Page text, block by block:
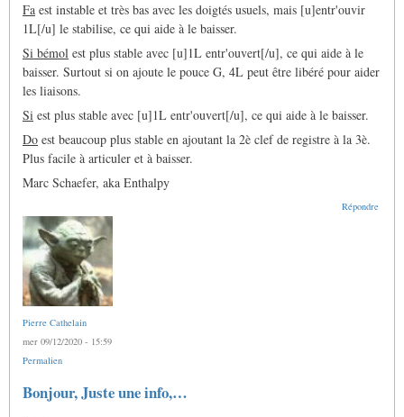
Fa est instable et très bas avec les doigtés usuels, mais [u]entr'ouvir
1L[/u] le stabilise, ce qui aide à le baisser.
Si bémol est plus stable avec [u]1L entr'ouvert[/u], ce qui aide à le
baisser. Surtout si on ajoute le pouce G, 4L peut être libéré pour aider
les liaisons.
Si est plus stable avec [u]1L entr'ouvert[/u], ce qui aide à le baisser.
Do est beaucoup plus stable en ajoutant la 2è clef de registre à la 3è.
Plus facile à articuler et à baisser.
Marc Schaefer, aka Enthalpy
Répondre
Pierre Cathelain
mer 09/12/2020 - 15:59
Permalien
Bonjour, Juste une info,…